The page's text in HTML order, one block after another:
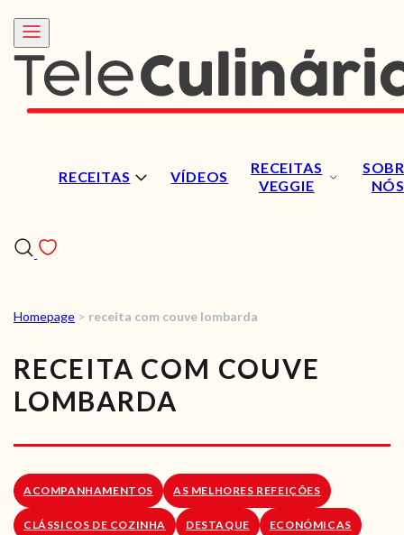
RECEITAS VÍDEOS
RECEITAS
VEGGIE
NÓS
RECEITAS
VÍDEOS
RECEITAS VEGGIE
LOJA ONLINE
Homepage > receita com couve lombarda
RECEITA COM COUVE
LOMBARDA
ACOMPANHAMENTOS AS MELHORES REFEIÇÕES
CLÁSSICOS DE COZINHA DESTAQUE ECONÓMICAS